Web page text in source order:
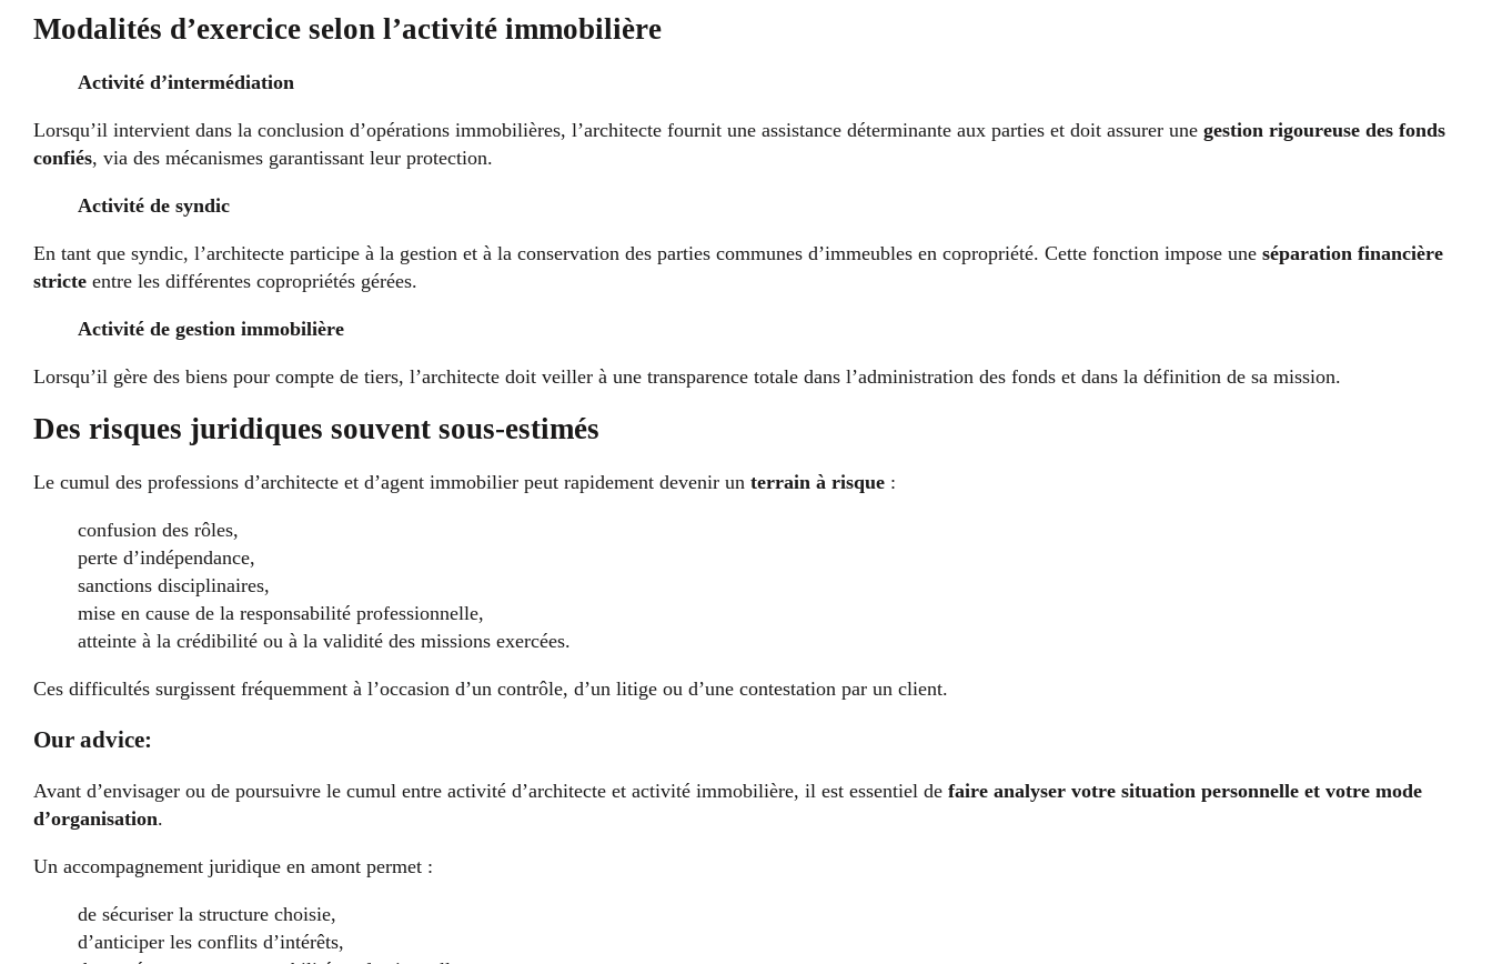
Modalités d’exercice selon l’activité immobilière
Activité d’intermédiation
Lorsqu’il intervient dans la conclusion d’opérations immobilières, l’architecte fournit une assistance déterminante aux parties et doit assurer une gestion rigoureuse des fonds
confiés, via des mécanismes garantissant leur protection.
Activité de syndic
En tant que syndic, l’architecte participe à la gestion et à la conservation des parties communes d’immeubles en copropriété. Cette fonction impose une séparation financière
stricte entre les différentes copropriétés gérées.
Activité de gestion immobilière
Lorsqu’il gère des biens pour compte de tiers, l’architecte doit veiller à une transparence totale dans l’administration des fonds et dans la définition de sa mission.
Des risques juridiques souvent sous-estimés
Le cumul des professions d’architecte et d’agent immobilier peut rapidement devenir un terrain à risque :
confusion des rôles,
perte d’indépendance,
sanctions disciplinaires,
mise en cause de la responsabilité professionnelle,
atteinte à la crédibilité ou à la validité des missions exercées.
Ces difficultés surgissent fréquemment à l’occasion d’un contrôle, d’un litige ou d’une contestation par un client.
Our advice:
Avant d’envisager ou de poursuivre le cumul entre activité d’architecte et activité immobilière, il est essentiel de faire analyser votre situation personnelle et votre mode
d’organisation.
Un accompagnement juridique en amont permet :
de sécuriser la structure choisie,
d’anticiper les conflits d’intérêts,